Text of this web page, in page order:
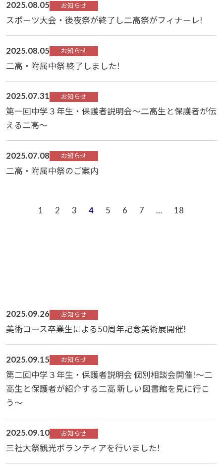
2025.08.05 お知らせ
スポーツ大会・後夜祭が終了し二高祭がフィナーレ!
2025.08.05 お知らせ
二高・附属中祭 終了しました!
2025.07.31 お知らせ
第一回中学３年生・保護者説明会～二高生と保護者が伝
える二高～
2025.07.08 お知らせ
二高・附属中祭のご案内
1 2 3 4 5 6 7 … 18
2025.09.26 お知らせ
美術コース卒業生による50周年記念美術展開催!
2025.09.15 お知らせ
第二回中学３年生・保護者説明会 個別相談会開催!～二
高生と保護者が紹介する二高 新しい図書館を見に行こ
う～
2025.09.10 お知らせ
三社大祭観光ボランティアを行いました!